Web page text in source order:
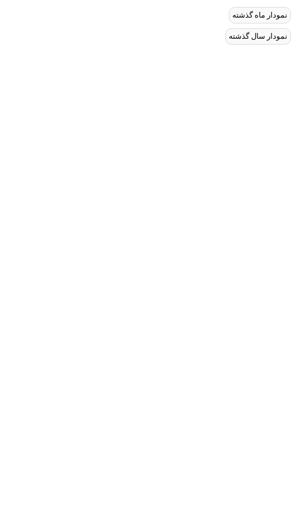
نمودار ماه گذشته
نمودار سال گذشته